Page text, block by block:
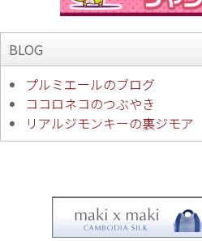
BLOG
プルミエールのブログ
ココロネコのつぶやき
リアルジモンキーの裏ジモア